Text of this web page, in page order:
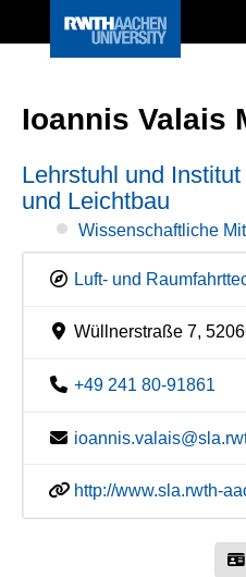
Ioannis Valais
Lehrstuhl und
und Leichtbau
Wissenschaftliche
Luft- und
Wüllnerstraße 7,
+49 241 80-91861
http://www.sla.rwth-